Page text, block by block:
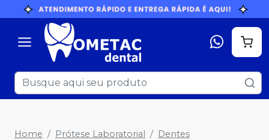
Home Prótese Laboratorial
Dentes